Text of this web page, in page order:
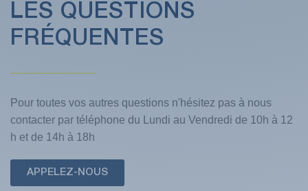
LES QUESTIONS
FRÉQUENTES
Pour toutes vos autres questions n'hésitez pas à nous
contacter par téléphone du Lundi au Vendredi de 10h à 12
h et de 14h à 18h
APPELEZ-NOUS